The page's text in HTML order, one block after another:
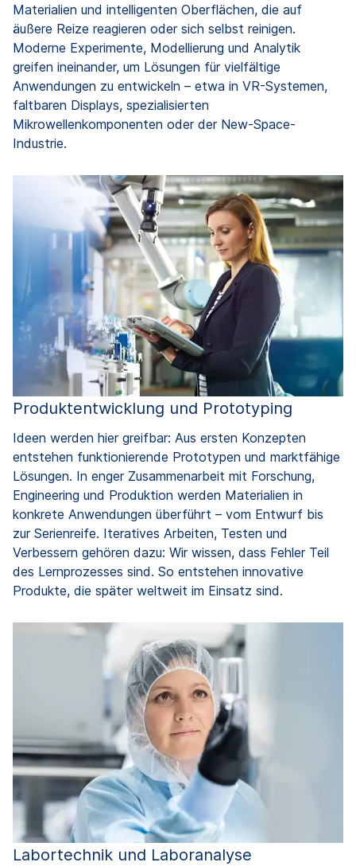
Materialien und intelligenten Oberflächen, die auf
äußere Reize reagieren oder sich selbst reinigen.
Moderne Experimente, Modellierung und Analytik
greifen ineinander, um Lösungen für vielfältige
Anwendungen zu entwickeln – etwa in VR-Systemen,
faltbaren Displays, spezialisierten
Mikrowellenkomponenten oder der New-Space-
Industrie.
Produktentwicklung und Prototyping
Ideen werden hier greifbar: Aus ersten Konzepten
entstehen funktionierende Prototypen und marktfähige
Lösungen. In enger Zusammenarbeit mit Forschung,
Engineering und Produktion werden Materialien in
konkrete Anwendungen überführt – vom Entwurf bis
zur Serienreife. Iteratives Arbeiten, Testen und
Verbessern gehören dazu: Wir wissen, dass Fehler Teil
des Lernprozesses sind. So entstehen innovative
Produkte, die später weltweit im Einsatz sind.
Labortechnik und Laboranalyse